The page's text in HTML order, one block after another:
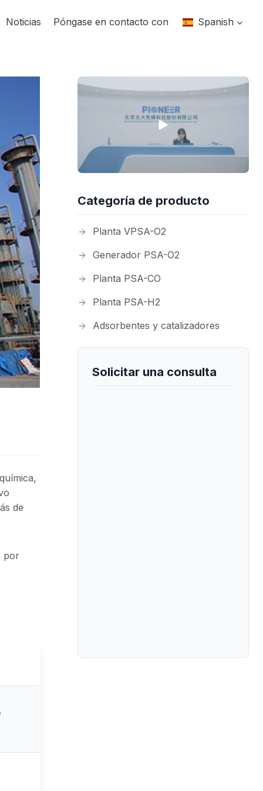
Noticias Póngase en contacto con Spanish
de
por
Categoría de producto
Planta VPSA-O2
Generador PSA-O2
Planta PSA-CO
Planta PSA-H2
Adsorbentes y catalizadores
Solicitar una consulta